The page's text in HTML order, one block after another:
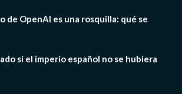
de OpenAI es una rosquilla: qué se
si el imperio español no se hubiera